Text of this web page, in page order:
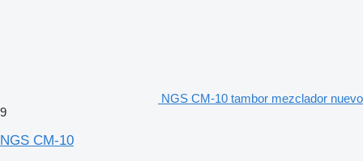
NGS CM-10 tambor mezclador nuevo
9
NGS CM-10